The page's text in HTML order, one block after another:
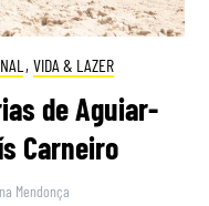
, VIDA & LAZER
de Aguiar-
Carneiro
Mendonça